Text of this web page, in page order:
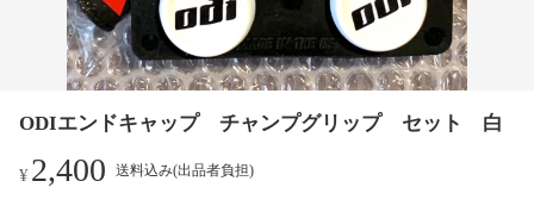
ODIエンドキャップ チャンプグリップ セット 白
¥2,400 送料込み(出品者負担)